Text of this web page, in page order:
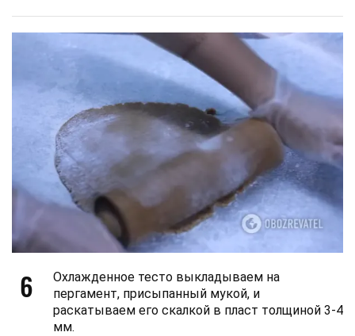
6
Охлажденное тесто выкладываем на
пергамент, присыпанный мукой, и
раскатываем его скалкой в пласт толщиной 3-4
мм.